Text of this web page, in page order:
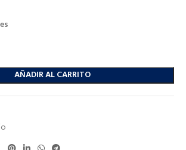
AÑADIR AL CARRITO